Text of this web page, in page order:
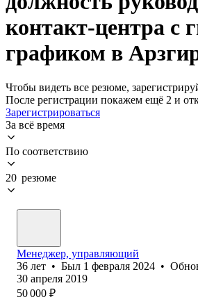
контакт-центра с
графиком в
Чтобы видеть все резюме,
После регистрации покажем ещё 2 и
Зарегистрироваться
За всё время
По соответствию
20 резюме
Менеджер, управляющий
36 лет • Был 1 февраля 2024 •
30 апреля 2019
50 000 ₽